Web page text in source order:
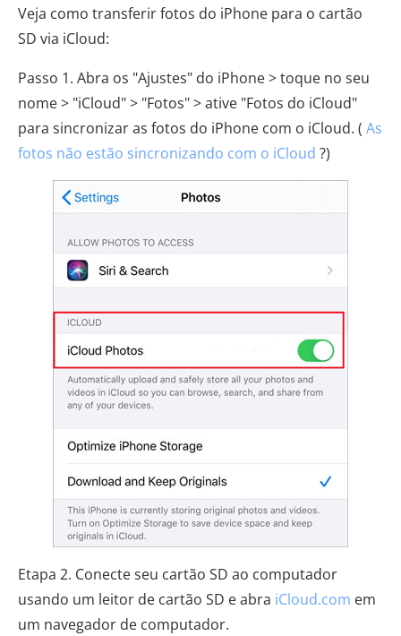
Veja como transferir fotos do iPhone para o cartão
SD via iCloud:
Passo 1. Abra os "Ajustes" do iPhone > toque no seu
nome > "iCloud" > "Fotos" > ative "Fotos do iCloud"
para sincronizar as fotos do iPhone com o iCloud. ( As
fotos não estão sincronizando com o iCloud ?)
Etapa 2. Conecte seu cartão SD ao computador
usando um leitor de cartão SD e abra iCloud.com em
um navegador de computador.